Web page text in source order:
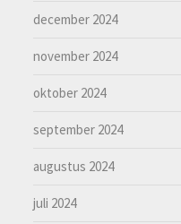
december 2024
november 2024
oktober 2024
september 2024
augustus 2024
juli 2024